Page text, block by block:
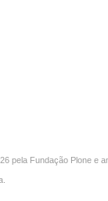
pela Fundação Plone e